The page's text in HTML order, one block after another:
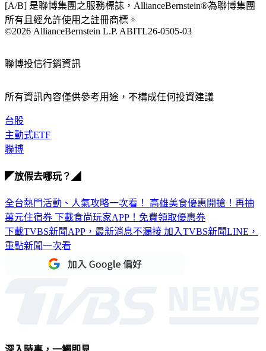
[A/B] 是聯博集團之服務標誌，AllianceBernstein®為聯博集團
所有且經允許使用之註冊商標。
©2026 AllianceBernstein L.P. ABITL26-0505-03
聯博投信行銷資訊
所有資訊內容僅供參考用途，不構成任何投資建議
台股
主動式ETF
聯博
◤放假去哪玩？◢
全台熱門活動、人氣攻略一次看！ 高雄美食優惠開搶！再抽
萬元住宿券 下載食尚玩家APP！免費領取優惠券
下載TVBS新聞APP，最新消息不漏接 加入TVBS新聞LINE，
重點新聞一次看